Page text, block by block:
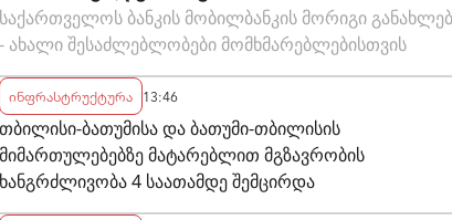
საქართველოს ბანკის მობილბანკის მორიგი
- ახალი შესაძლებლობები მომხმარებლებისთვის
ინფრასტრუქტურა 13:46
თბილისი-ბათუმისა და ბათუმი-თბილისის
მიმართულებებზე მატარებლით მგზავრობის
ხანგრძლივობა 4 საათამდე შემცირდა